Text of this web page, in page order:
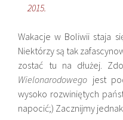
2015.
Wakacje w Boliwii staja
Niektórzy są tak
zostać tu na dłużej.
Wielonarodowego jest
wysoko rozwiniętych
napocić;) Zacznijmy